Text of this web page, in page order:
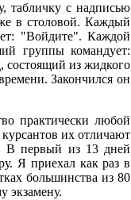
табличку с надписью
в столовой. Каждый
"Войдите". Каждой
группы командует:
состоящий из жидкого
Закончился он
практически любой
их отличают
В первый из 13 дней
Я приехал как раз в
большинства из 80
экзамену.